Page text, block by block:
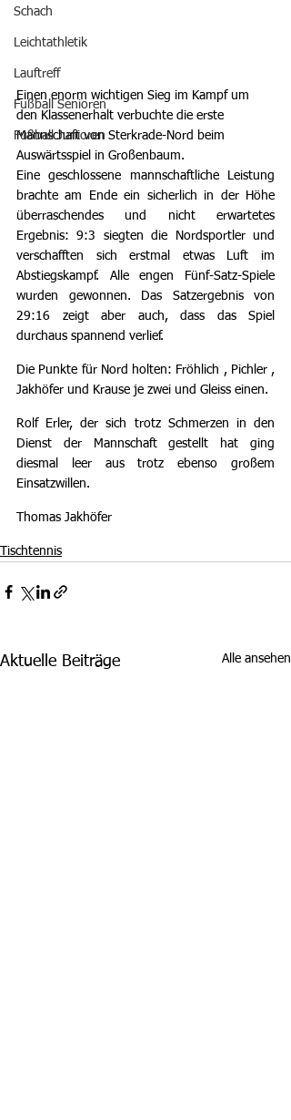
Schach
Leichtathletik
Lauftreff
Fußball Senioren
Fußball Junioren
Einen enorm wichtigen Sieg im Kampf um
den Klassenerhalt verbuchte die erste
Mannschaft von Sterkrade-Nord beim
Auswärtsspiel in Großenbaum.
Eine geschlossene mannschaftliche Leistung
brachte am Ende ein sicherlich in der Höhe
überraschendes und nicht erwartetes
Ergebnis: 9:3 siegten die Nordsportler und
verschafften sich erstmal etwas Luft im
Abstiegskampf. Alle engen Fünf-Satz-Spiele
wurden gewonnen. Das Satzergebnis von
29:16 zeigt aber auch, dass das Spiel
durchaus spannend verlief.
Die Punkte für Nord holten: Fröhlich , Pichler ,
Jakhöfer und Krause je zwei und Gleiss einen.
Rolf Erler, der sich trotz Schmerzen in den
Dienst der Mannschaft gestellt hat ging
diesmal leer aus trotz ebenso großem
Einsatzwillen.
Thomas Jakhöfer
Tischtennis
Aktuelle Beiträge Alle ansehen